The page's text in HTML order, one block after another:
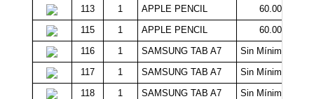
113
1 APPLE PENCIL
60.000
115
1 APPLE PENCIL
60.000
116
1 SAMSUNG TAB A7
Sin Mínimo
117
1 SAMSUNG TAB A7
Sin Mínimo
118
1 SAMSUNG TAB A7
Sin Mínimo